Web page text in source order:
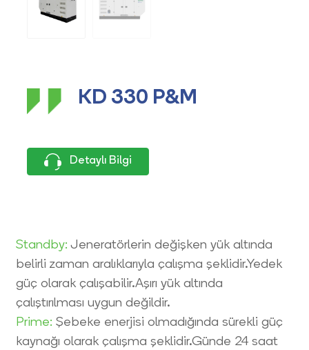
KD 330 P&M
Detaylı Bilgi
Standby: Jeneratörlerin değişken yük altında
belirli zaman aralıklarıyla çalışma şeklidir.Yedek
güç olarak çalışabilir.Aşırı yük altında
çalıştırılması uygun değildir.
Prime: Şebeke enerjisi olmadığında sürekli güç
kaynağı olarak çalışma şeklidir.Günde 24 saat